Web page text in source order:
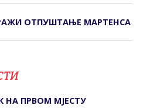
ОТПУШТАЊЕ МАРТЕНСА
НА ПРВОМ МЈЕСТУ